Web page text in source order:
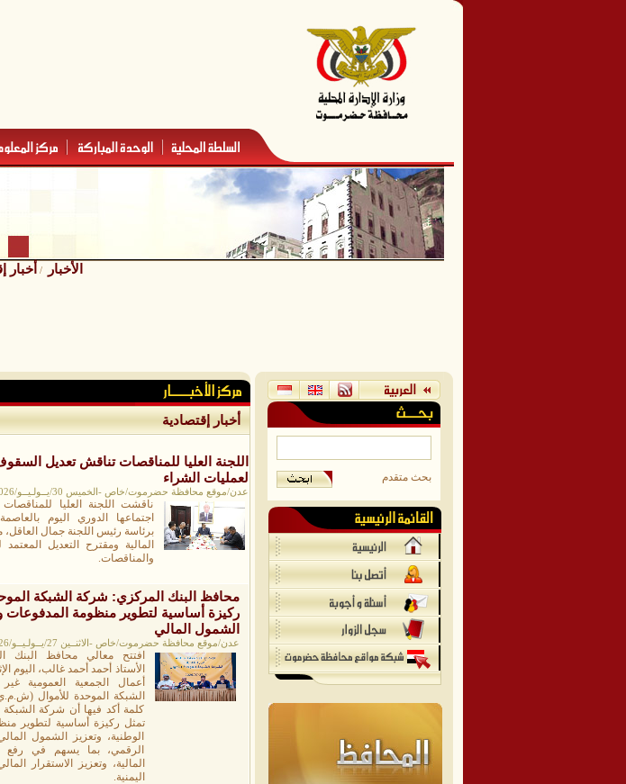
الأخبار / أخبار
أخبار إقتصادية
اللجنة العليا للمناقصات تناقش تعديل
لعمليات الشراء
عدن/موقع محافظة حضرموت/خاص -الخميس 30/يــولـيــو/2026م
ناقشت اللجنة العليا
اجتماعها الدوري اليوم
برئاسة رئيس اللجنة جمال
المالية ومقترح التعديل
والمناقصات.
محافظ البنك المركزي: شركة الشبكة
ركيزة أساسية لتطوير منظومة المدفوعات
الشمول المالي
عدن/موقع محافظة حضرموت/خاص -الاثنــين 27/يــولـيــو/2026م
افتتح معالي محافظ البنك
الأستاذ أحمد أحمد غالب، اليوم
أعمال الجمعية العمومية
الشبكة الموحدة للأموال
كلمة أكد فيها أن شركة الشبكة
تمثل ركيزة أساسية لتطوير
الوطنية، وتعزيز الشمول
الرقمي، بما يسهم في رفع
المالية، وتعزيز الاستقرار
اليمنية.
بحث متقدم